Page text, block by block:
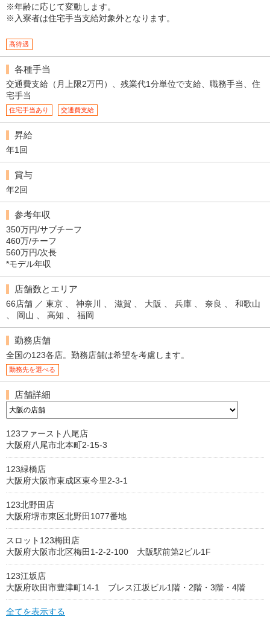
※年齢に応じて変動します。
※入寮者は住宅手当支給対象外となります。
高待遇
各種手当
交通費支給（月上限2万円）、残業代1分単位で支給、職務手当、住
宅手当
住宅手当あり 交通費支給
昇給
年1回
賞与
年2回
参考年収
350万円/サブチーフ
460万/チーフ
560万円/次長
*モデル年収
店舗数とエリア
66店舗 ／ 東京 、 神奈川 、 滋賀 、 大阪 、 兵庫 、 奈良 、 和歌山
、 岡山 、 高知 、 福岡
勤務店舗
全国の123各店。勤務店舗は希望を考慮します。
勤務先を選べる
店舗詳細
123ファースト八尾店
大阪府八尾市北本町2-15-3
123緑橋店
大阪府大阪市東成区東今里2-3-1
123北野田店
大阪府堺市東区北野田1077番地
スロット123梅田店
大阪府大阪市北区梅田1-2-2-100 大阪駅前第2ビル1F
123江坂店
大阪府吹田市豊津町14-1 ブレス江坂ビル1階・2階・3階・4階
全てを表示する